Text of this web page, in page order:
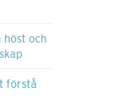
höst och
förstå